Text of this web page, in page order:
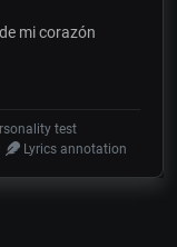
mi corazón
test
Lyrics annotation